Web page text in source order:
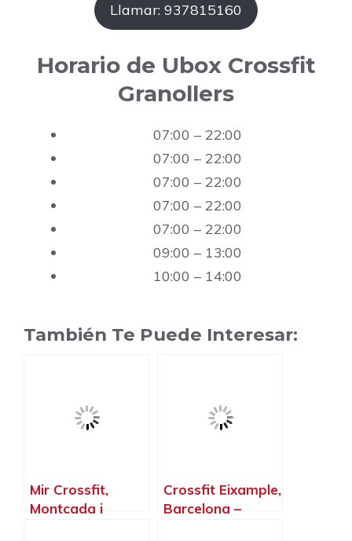
Llamar: 937815160
Horario de Ubox Crossfit
Granollers
07:00 – 22:00
07:00 – 22:00
07:00 – 22:00
07:00 – 22:00
07:00 – 22:00
09:00 – 13:00
10:00 – 14:00
También Te Puede Interesar:
Mir Crossfit,
Montcada i
Crossfit Eixample,
Barcelona –